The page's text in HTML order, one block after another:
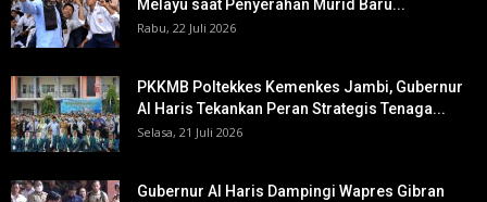
Melayu saat Penyerahan Murid Baru...
Rabu, 22 Juli 2026
PKKMB Poltekkes Kemenkes Jambi, Gubernur
Al Haris Tekankan Peran Strategis Tenaga...
Selasa, 21 Juli 2026
Gubernur Al Haris Dampingi Wapres Gibran